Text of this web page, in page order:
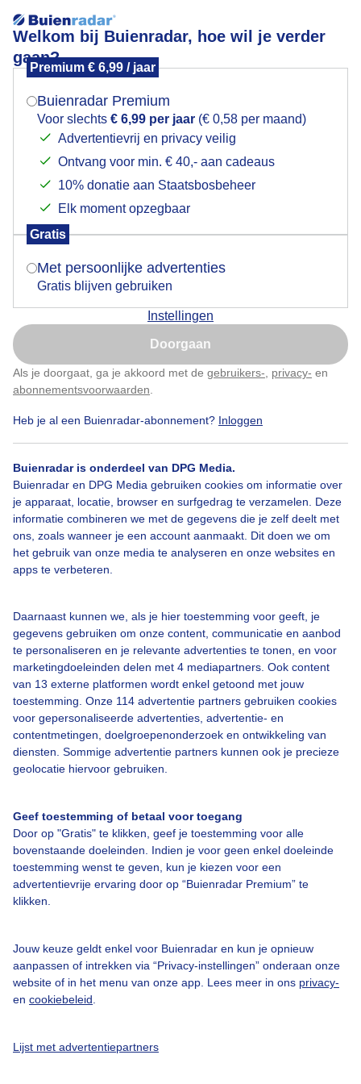
Welkom bij Buienradar, hoe wil je verder
gaan?
Premium € 6,99 / jaar
Buienradar Premium
Voor slechts € 6,99 per jaar (€ 0,58 per maand)
Advertentievrij en privacy veilig
Ontvang voor min. € 40,- aan cadeaus
10% donatie aan Staatsbosbeheer
Elk moment opzegbaar
Gratis
Met persoonlijke advertenties
Gratis blijven gebruiken
Instellingen
Doorgaan
Als je doorgaat, ga je akkoord met de gebruikers- privacy- en
abonnementsvoorwaarden
Heb je al een Buienradar-abonnement? Inloggen
Buienradar is onderdeel van DPG Media.
Buienradar en DPG Media gebruiken cookies om informatie over
je apparaat, locatie, browser en surfgedrag te verzamelen. Deze
informatie combineren we met de gegevens die je zelf deelt met
ons, zoals wanneer je een account aanmaakt. Dit doen we om
het gebruik van onze media te analyseren en onze websites en
apps te verbeteren.
Daarnaast kunnen we, als je hier toestemming voor geeft, je
gegevens gebruiken om onze content, communicatie en aanbod
te personaliseren en je relevante advertenties te tonen, en voor
marketingdoeleinden delen met 4 mediapartners. Ook content
van 13 externe platformen wordt enkel getoond met jouw
toestemming. Onze 114 advertentie partners gebruiken cookies
voor gepersonaliseerde advertenties, advertentie- en
contentmetingen, doelgroepenonderzoek en ontwikkeling van
diensten. Sommige advertentie partners kunnen ook je precieze
geolocatie hiervoor gebruiken.
Geef toestemming of betaal voor toegang
Door op "Gratis" te klikken, geef je toestemming voor alle
bovenstaande doeleinden. Indien je voor geen enkel doeleinde
toestemming wenst te geven, kun je kiezen voor een
advertentievrije ervaring door op “Buienradar Premium” te
klikken.
Jouw keuze geldt enkel voor Buienradar en kun je opnieuw
aanpassen of intrekken via “Privacy-instellingen” onderaan onze
website of in het menu van onze app. Lees meer in ons privacy-
en cookiebeleid
Lijst met advertentiepartners
3 icarusblauwtjes bij elkaar.
3 icarusblauwtjes Vlinder Vlinders Lente Lentegevoel
Voorjaar Natuur
Door: Sandra Romijn Gemaakt: 10-05-2025, 92x bekeken
Icarusblauwtjes Vlinders Lente
Bekijk slideshow
Een moment geduld aub...
Bedrijfsgegevens
Veelgestelde vragen
Contact
Gebruikersvoorwaarden
Adverteren
Privacy beleid
Mogen we je locatie gebruiken voor het
Indien je hier nog geen akkoord op hebt gegeven,
verschijnt er zo een pop-up uit je browser waarin
Is goed, toon de popup
Nu niet, misschien later
Klik hierom dit aan te passen